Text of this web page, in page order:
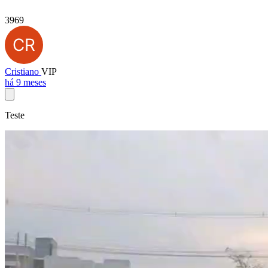
3969
Cristiano VIP
há 9 meses
Teste